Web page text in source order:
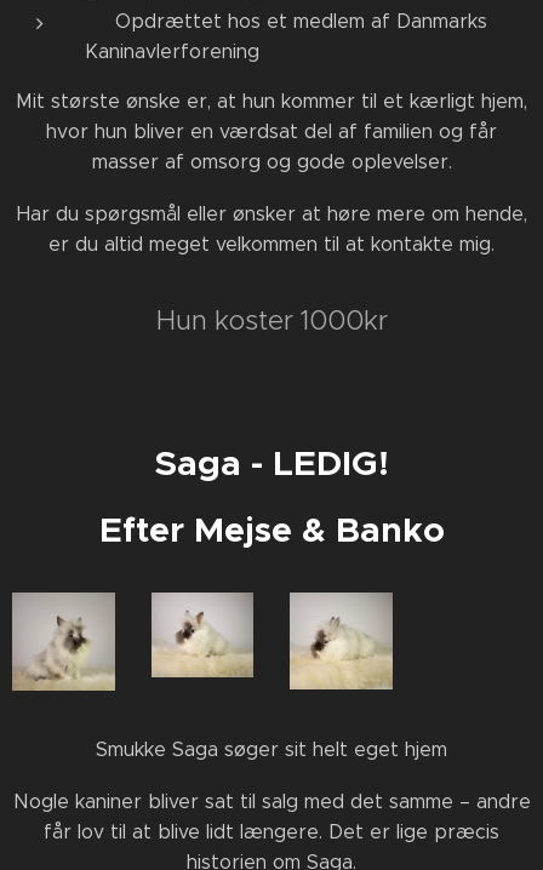
🇩🇰 Opdrættet hos et medlem af Danmarks
Kaninavlerforening
Mit største ønske er, at hun kommer til et kærligt hjem,
hvor hun bliver en værdsat del af familien og får
masser af omsorg og gode oplevelser.
Har du spørgsmål eller ønsker at høre mere om hende,
er du altid meget velkommen til at kontakte mig.
Hun koster 1000kr
Saga - LEDIG!
Efter Mejse & Banko
🤎 Smukke Saga søger sit helt eget hjem 🤎
Nogle kaniner bliver sat til salg med det samme – andre
får lov til at blive lidt længere. Det er lige præcis
historien om Saga.